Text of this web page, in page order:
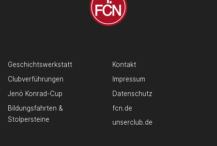
Geschichtswerkstatt
Clubverführungen
Jenö Konrad-Cup
Bildungsfahrten &
Stolpersteine
Kontakt
Impressum
Datenschutz
fcn.de
unserclub.de